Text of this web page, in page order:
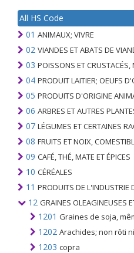
All HS Code
01 ANIMAUX; VIVRE
02 VIANDES ET ABATS DE
03 POISSONS ET CRUSTACÉS,
04 PRODUIT LAITIER; OEUFS D'OISEAUX; MIEL NATUREL; PRODUITS
05 PRODUITS D'ORIGINE ANIMALE;
06 ARBRES ET AUTRES PLANTES, VIVANTS; AMPOULES,
07 LÉGUMES ET CERTAINES
08 FRUITS ET NOIX,
09 CAFÉ, THÉ, MATE ET ÉPICES
10 CÉRÉALES
11 PRODUITS DE L'INDUSTRIE DU
12 GRAINES OLEAGINEUSES ET FRUITS OLÉAGINEUX; GRAINS DIVERS,
1201 Graines de soja,
1202 Arachides; non rôti ni
1203 copra